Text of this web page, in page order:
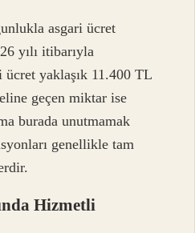
asgari ücret
yılı itibarıyla
ücret yaklaşık 11.400 TL
geçen miktar ise
burada unutmamak
genellikle tam
Hizmetli